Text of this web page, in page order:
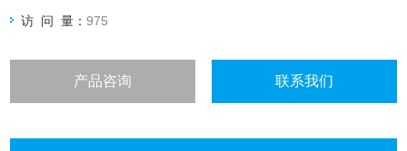
访 问 量：975
产品咨询 联系我们